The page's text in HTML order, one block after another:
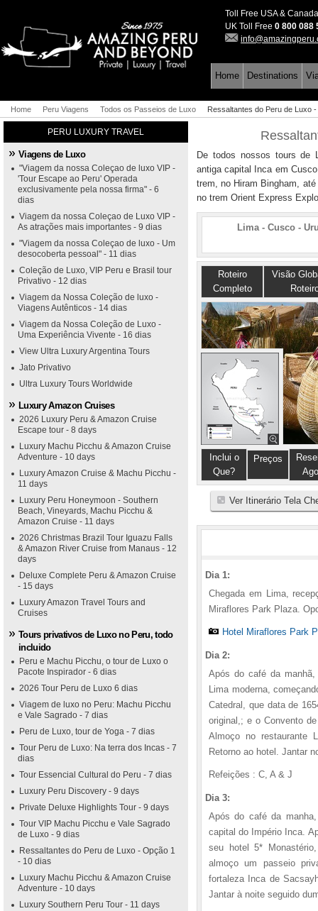
Toll Free USA &
UK Toll Free 0 800 088
Home Destinations
Home Peru Viagens Todos os Passeios de Luxo Ressaltantes do Peru de Luxo
PERU LUXURY TRAVEL
Viagens de Luxo
"Viagem da nossa Coleçao de luxo VIP -
'Tour Escape ao Peru' Operada
exclusivamente pela nossa firma" - 6
dias
Viagem da nossa Coleçao de Luxo VIP -
As atrações mais importantes - 9 dias
"Viagem da nossa Coleçao de luxo - Um
desocoberta pessoal" - 11 dias
Coleção de Luxo, VIP Peru e Brasil tour
Privativo - 12 dias
Viagem da Nossa Coleção de luxo -
Viagens Autênticos - 14 dias
Viagem da Nossa Coleção de Luxo -
Uma Experiência Vivente - 16 dias
View Ultra Luxury Argentina Tours
Jato Privativo
Ultra Luxury Tours Worldwide
Luxury Amazon Cruises
2026 Luxury Peru & Amazon Cruise
Escape tour - 8 days
Luxury Machu Picchu & Amazon Cruise
Adventure - 10 days
Luxury Amazon Cruise & Machu Picchu -
11 days
Luxury Peru Honeymoon - Southern
Beach, Vineyards, Machu Picchu &
Amazon Cruise - 11 days
2026 Christmas Brazil Tour Iguazu Falls
& Amazon River Cruise from Manaus - 12
days
Deluxe Complete Peru & Amazon Cruise
- 15 days
Luxury Amazon Travel Tours and
Cruises
Tours privativos de Luxo no Peru, todo
incluido
Peru e Machu Picchu, o tour de Luxo o
Pacote Inspirador - 6 dias
2026 Tour Peru de Luxo 6 dias
Viagem de luxo no Peru: Machu Picchu
e Vale Sagrado - 7 dias
Peru de Luxo, tour de Yoga - 7 dias
Tour Peru de Luxo: Na terra dos Incas - 7
dias
Tour Essencial Cultural do Peru - 7 dias
Luxury Peru Discovery - 9 days
Private Deluxe Highlights Tour - 9 days
Tour VIP Machu Picchu e Vale Sagrado
de Luxo - 9 dias
Ressaltantes do Peru de Luxo - Opção 1
- 10 dias
Luxury Machu Picchu & Amazon Cruise
Adventure - 10 days
Luxury Southern Peru Tour - 11 days
De todos nossos tours de
antiga capital Inca em
trem, no Hiram Bingham,
no trem Orient Express
Lima - Cusco -
Roteiro
Completo
Visão
Inclui o
Que?
Preços
Ver Itinerário Tela
Dia 1:
Chegada em Lima,
Miraflores Park Plaza.
Hotel Miraflores Park
Dia 2:
Após do café da
Lima moderna,
Catedral, que data de
original,; e o Convento
Almoço no restaurante
Retorno ao hotel. Jantar
Refeições : C, A & J
Dia 3:
Após do café da
capital do Império Inca.
seu hotel 5*
almoço um passeio
fortaleza Inca de
Jantar à noite seguido